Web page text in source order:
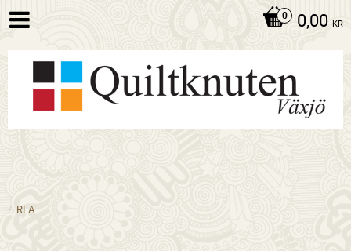
0,00 KR
REA